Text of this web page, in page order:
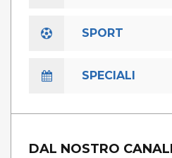
SPORT
SPECIALI
DAL NOSTRO